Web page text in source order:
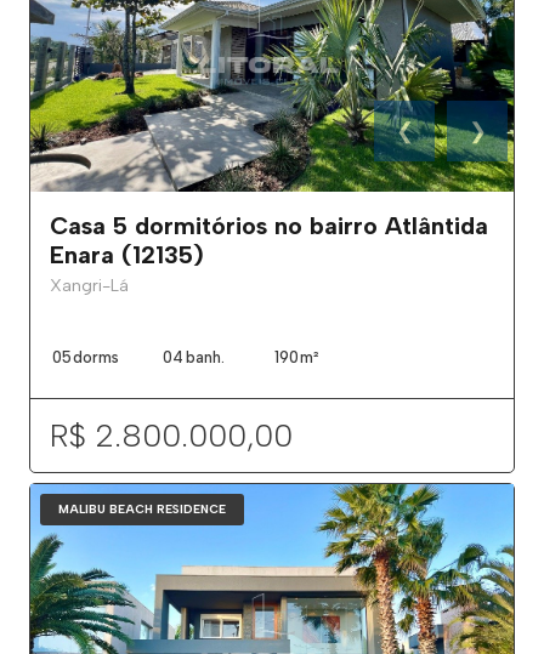
❮ ❯
Casa 5 dormitórios no bairro Atlântida
Enara (12135)
Xangri-Lá
05dorms 04 banh. 190m²
R$ 2.800.000,00
MALIBU BEACH RESIDENCE